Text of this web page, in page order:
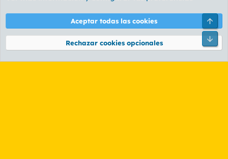
Términos y reglas Política de privacidad Ayuda
Community platform by XenForo® © 2010-2026 XenForo Ltd.
Aceptar todas las cookies
Rechazar cookies opcionales
Pie